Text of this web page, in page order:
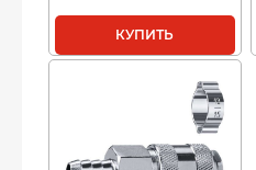
КУПИТЬ